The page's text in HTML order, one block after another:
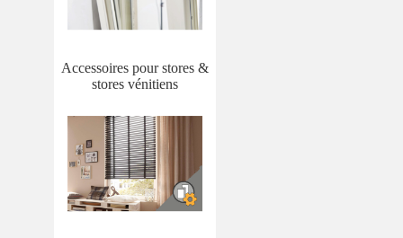
Accessoires pour stores &
stores vénitiens